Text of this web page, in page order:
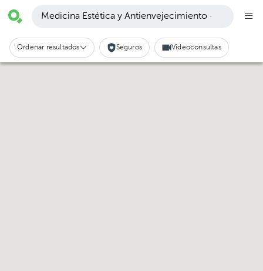
Medicina Estética y Antienvejecimiento ·
Ordenar resultados Seguros Videoconsultas